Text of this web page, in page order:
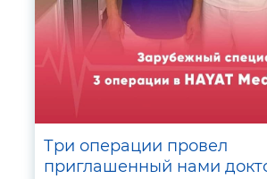
Три операции провел
приглашенный нами